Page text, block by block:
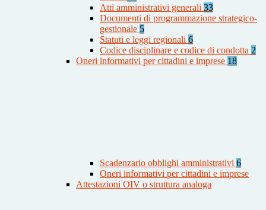
Atti amministrativi generali 33
Documenti di programmazione strategico-
gestionale 5
Statuti e leggi regionali 6
Codice disciplinare e codice di condotta 2
Oneri informativi per cittadini e imprese 18
Scadenzario obblighi amministrativi 6
Oneri informativi per cittadini e imprese
Attestazioni OIV o struttura analoga